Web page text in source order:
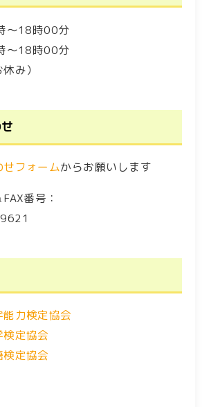
～18時00分
～18時00分
み）
フォームからお願いします
番号：
能力検定協会
検定協会
検定協会